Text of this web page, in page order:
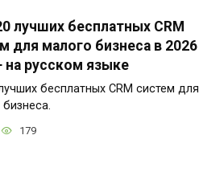
лучших бесплатных CRM
для малого бизнеса в 2026
на русском языке
бесплатных CRM систем для
179